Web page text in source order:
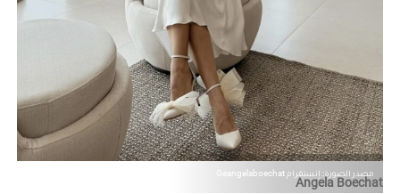
مصدر الصورة: إنستقرام Geangelaboechat
Angela Boechat